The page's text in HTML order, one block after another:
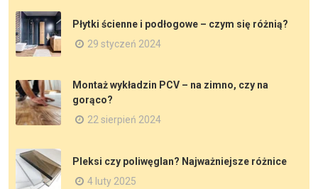
Płytki ścienne i podłogowe – czym się różnią?
29 styczeń 2024
Montaż wykładzin PCV – na zimno, czy na
gorąco?
22 sierpień 2024
Pleksi czy poliwęglan? Najważniejsze różnice
4 luty 2025